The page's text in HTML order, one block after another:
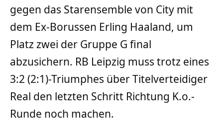
gegen das Starensemble von City mit
dem Ex-Borussen Erling Haaland, um
Platz zwei der Gruppe G final
abzusichern. RB Leipzig muss trotz eines
3:2 (2:1)-Triumphes über Titelverteidiger
Real den letzten Schritt Richtung K.o.-
Runde noch machen.